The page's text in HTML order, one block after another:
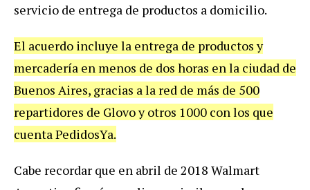
servicio de entrega de productos a domicilio.
El acuerdo incluye la entrega de productos y
mercadería en menos de dos horas en la ciudad de
Buenos Aires, gracias a la red de más de 500
repartidores de Glovo y otros 1000 con los que
cuenta PedidosYa.
Cabe recordar que en abril de 2018 Walmart